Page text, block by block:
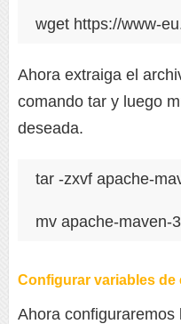
wget https://www-
Ahora extraiga el
comando tar y luego
deseada.
tar -zxvf apache-
mv apache-maven-
Configurar variables de
Ahora